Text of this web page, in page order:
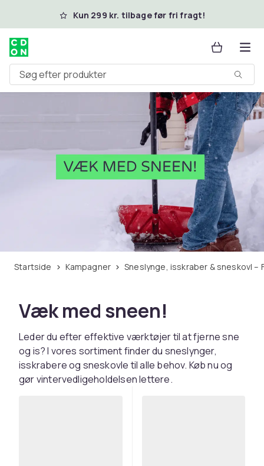
Spring til hovedindhold
Kun 299 kr. tilbage før fri fragt!
Søg efter produkter
Startside Kampagner Sneslynge, isskraber & sneskovl
Væk med sneen!
Leder du efter effektive værktøjer til at fjerne sne
og is? I vores sortiment finder du sneslynger,
isskrabere og sneskovle til alle behov. Køb nu og
gør vintervedligeholdelsen lettere.